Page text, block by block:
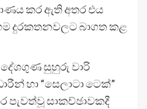
කර ඇති අතර එය
දුරකතනවලට බාගත කළ
සුහුරු වාරි
හා “සෙලාටා ටෙක්”
පැවත්වූ සාකච්ඡාවකදී